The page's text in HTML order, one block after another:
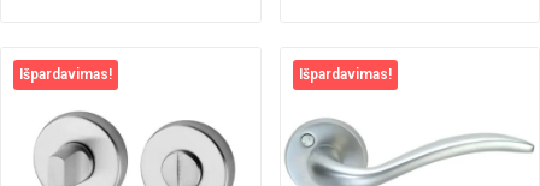
Išpardavimas! Išpardavimas!